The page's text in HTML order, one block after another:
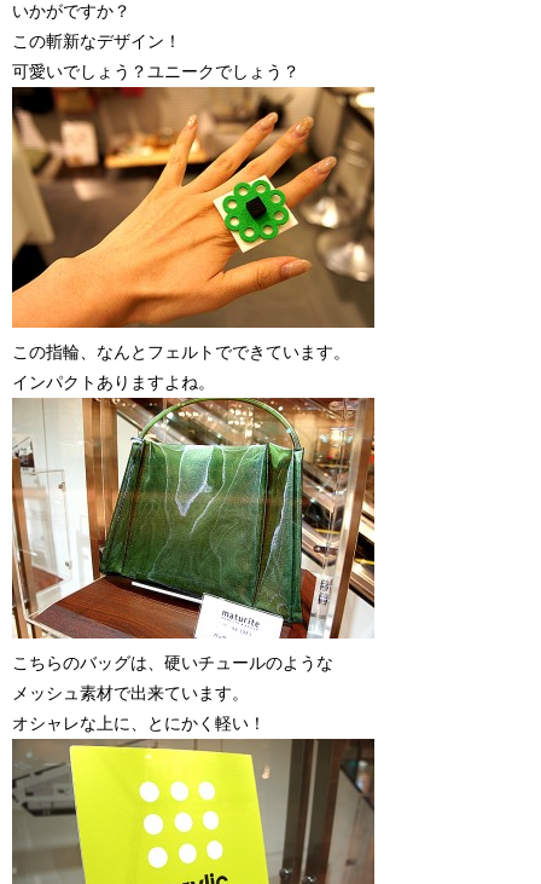
いかがですか？
この斬新なデザイン！
可愛いでしょう？ユニークでしょう？
この指輪、なんとフェルトでできています。
インパクトありますよね。
こちらのバッグは、硬いチュールのような
メッシュ素材で出来ています。
オシャレな上に、とにかく軽い！